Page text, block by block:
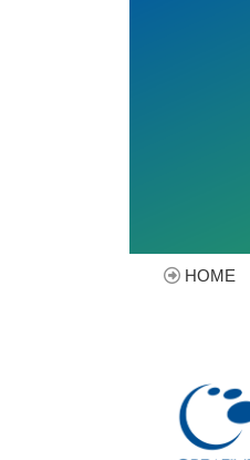
HOME